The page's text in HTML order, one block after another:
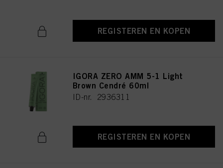
REGISTEREN EN KOPEN
IGORA ZERO AMM 5-1 Light
Brown Cendré 60ml
ID-nr. 2936311
REGISTEREN EN KOPEN